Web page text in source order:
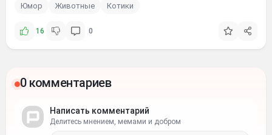
Юмор
Животные Котики
16 0
0 комментариев
Написать комментарий
Делитесь мнением, мемами и добром